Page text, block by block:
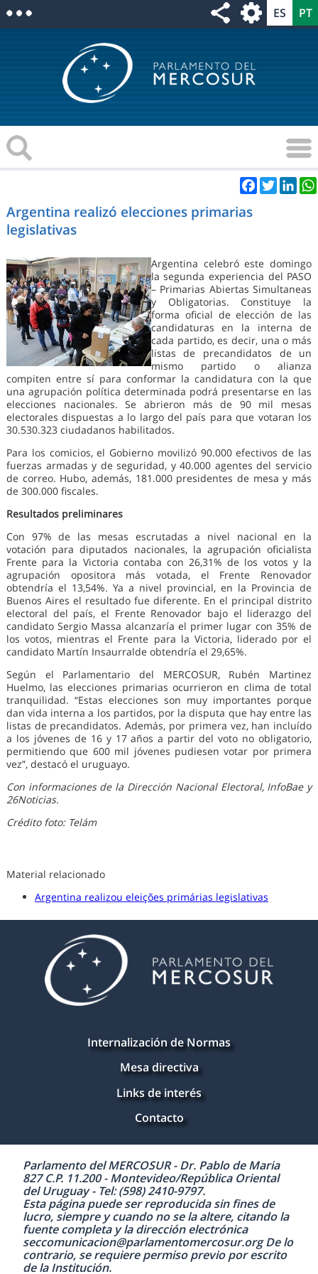
Facebook
Twitter
Argentina realizó elecciones primarias
legislativas
Argentina celebró este domingo
la segunda experiencia del PASO
– Primarias Abiertas Simultaneas
y Obligatorias. Constituye la
forma oficial de elección de las
candidaturas en la interna de
cada partido, es decir, una o más
listas de precandidatos de un
mismo partido o alianza
compiten entre sí para conformar la candidatura con la que
una agrupación política determinada podrá presentarse en las
elecciones nacionales. Se abrieron más de 90 mil mesas
electorales dispuestas a lo largo del país para que votaran los
30.530.323 ciudadanos habilitados.
Para los comicios, el Gobierno movilizó 90.000 efectivos de las
fuerzas armadas y de seguridad, y 40.000 agentes del servicio
de correo. Hubo, además, 181.000 presidentes de mesa y más
de 300.000 fiscales.
Resultados preliminares
Con 97% de las mesas escrutadas a nivel nacional en la
votación para diputados nacionales, la agrupación oficialista
Frente para la Victoria contaba con 26,31% de los votos y la
agrupación opositora más votada, el Frente Renovador
obtendría el 13,54%. Ya a nivel provincial, en la Provincia de
Buenos Aires el resultado fue diferente. En el principal distrito
electoral del país, el Frente Renovador bajo el liderazgo del
candidato Sergio Massa alcanzaría el primer lugar con 35% de
los votos, mientras el Frente para la Victoria, liderado por el
candidato Martín Insaurralde obtendría el 29,65%.
Según el Parlamentario del MERCOSUR, Rubén Martinez
Huelmo, las elecciones primarias ocurrieron en clima de total
tranquilidad. “Estas elecciones son muy importantes porque
dan vida interna a los partidos, por la disputa que hay entre las
listas de precandidatos. Además, por primera vez, han incluído
a los jóvenes de 16 y 17 años a partir del voto no obligatorio,
permitiendo que 600 mil jóvenes pudiesen votar por primera
vez”, destacó el uruguayo.
Con informaciones de la Dirección Nacional Electoral, InfoBae y
26Noticias.
Crédito foto: Telám
Material relacionado
Argentina realizou eleições primárias legislativas
Internalización de Normas
Mesa directiva
Links de interés
Contacto
Parlamento del MERCOSUR - Dr. Pablo de Maria
827 C.P. 11.200 - Montevideo/República Oriental
del Uruguay - Tel: (598) 2410-9797.
Esta página puede ser reproducida sin fines de
lucro, siempre y cuando no se la altere, citando la
fuente completa y la dirección electrónica
seccomunicacion@parlamentomercosur.org De lo
contrario, se requiere permiso previo por escrito
de la Institución.